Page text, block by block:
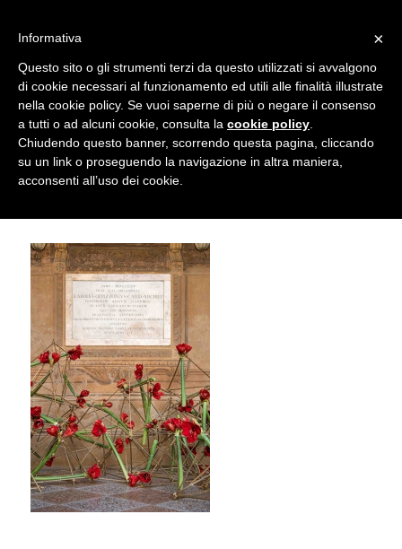
Re e regine di fiori – Omaggio a Geert
Pattyn © Marco Mercuri
accetta l'uso dei cookies previsto nella pagina dedicata.
Fai clic per abilitare/disabilitare il tracciamento di
Google Analytics.
OK Privacy e cookie policy
×
Informativa
Questo sito o gli strumenti terzi da questo utilizzati si avvalgono
di cookie necessari al funzionamento ed utili alle finalità illustrate
nella cookie policy. Se vuoi saperne di più o negare il consenso
a tutti o ad alcuni cookie, consulta la cookie policy
Chiudendo questo banner, scorrendo questa pagina, cliccando
su un link o proseguendo la navigazione in altra maniera,
acconsenti all’uso dei cookie.